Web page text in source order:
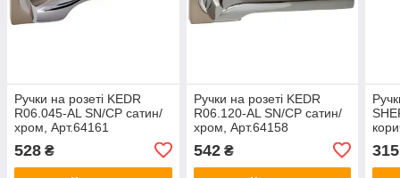
Ручки на розеті KEDR
R06.045-AL SN/CP сатин/
хром, Арт.64161
528 ₴
Ручки на розеті KEDR
R06.120-AL SN/CP сатин/
хром, Арт.64158
542₴ 315